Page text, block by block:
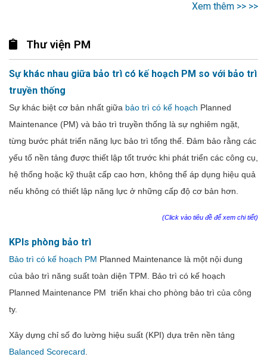
Xem thêm >> >>
Thư viện PM
Sự khác nhau giữa bảo trì có kế hoạch PM so với bảo trì
truyền thống
Sự khác biệt cơ bản nhất giữa bảo trì có kế hoạch Planned
Maintenance (PM) và bảo trì truyền thống là sự nghiêm ngặt,
từng bước phát triển năng lực bảo trì tổng thể. Đảm bảo rằng các
yếu tố nền tảng được thiết lập tốt trước khi phát triển các công cụ,
hệ thống hoặc kỹ thuật cấp cao hơn, không thể áp dụng hiệu quả
nếu không có thiết lập năng lực ở những cấp độ cơ bản hơn.
(Click vào tiêu đề để xem chi tiết)
KPIs phòng bảo trì
Bảo trì có kế hoạch PM Planned Maintenance là một nội dung
của bảo trì năng suất toàn diện TPM. Bảo trì có kế hoạch
Planned Maintenance PM triển khai cho phòng bảo trì của công
ty.
Xây dựng chỉ số đo lường hiệu suất (KPI) dựa trên nền tảng
Balanced Scorecard